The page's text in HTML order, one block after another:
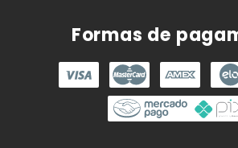
Formas de